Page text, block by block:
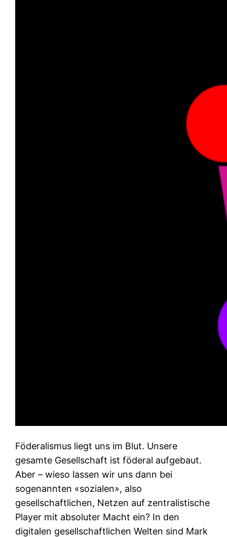
Föderalismus liegt uns im Blut. Unsere
gesamte Gesellschaft ist föderal aufgebaut.
Aber – wieso lassen wir uns dann bei
sogenannten «sozialen», also
gesellschaftlichen, Netzen auf zentralistische
Player mit absoluter Macht ein? In den
digitalen gesellschaftlichen Welten sind Mark